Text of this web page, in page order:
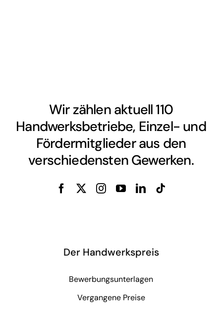
Wir zählen aktuell 110
Handwerksbetriebe, Einzel- und
Fördermitglieder aus den
verschiedensten Gewerken.
Der Handwerkspreis
Bewerbungsunterlagen
Vergangene Preise